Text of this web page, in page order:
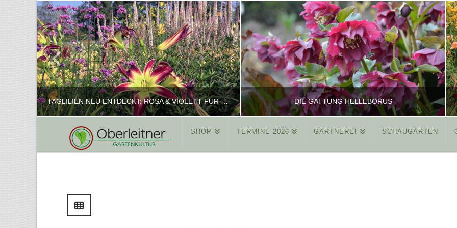
TAGLILIEN NEU ENTDECKT: ROSA & VIOLETT FÜR ROMANTISCHE PFLANZKOMBINATIONEN
REINHARD
DIE GATTUNG HELLEBORUS
REINHARD
SHOP TERMINE 2026 GÄRTNEREI SCHAUGARTEN